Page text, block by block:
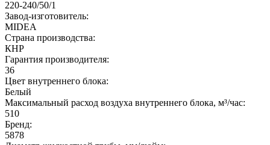
220-240/50/1
Завод-изготовитель:
MIDEA
Страна производства:
КНР
Гарантия производителя:
36
Цвет внутреннего блока:
Белый
Максимальный расход воздуха внутреннего блока, м³/час:
510
Бренд:
5878